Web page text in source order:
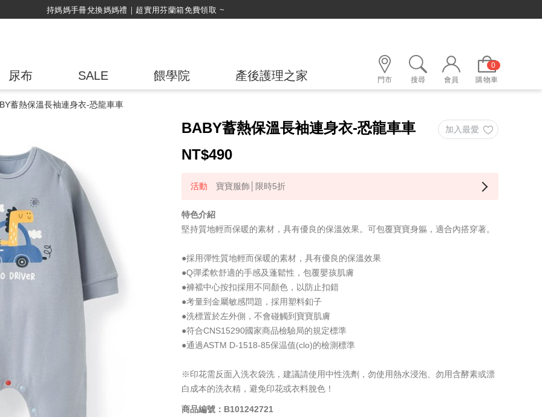
綁定LINE好友，500購物金立即折！
尿布 SALE 餵學院 產後護理之家 門市 搜尋 會員
0
購物車
蓄熱保溫長袖連身衣-恐龍車車
BABY蓄熱保溫長袖連身衣-恐龍車車
NT$490
寶寶服飾│限時5折
特色介紹
堅持質地輕而保暖的素材，具有優良的保溫效果。可包覆寶寶身軀，適合內搭穿著。
●採用彈性質地輕而保暖的素材，具有優良的保溫效果
●Q彈柔軟舒適的手感及蓬鬆性，包覆嬰孩肌膚
●褲襠中心按扣採用不同顏色，以防止扣錯
●考量到金屬敏感問題，採用塑料釦子
●洗標置於左外側，不會碰觸到寶寶肌膚
●符合CNS15290國家商品檢驗局的規定標準
●通過ASTM D-1518-85保温值(clo)的檢測標準
※印花需反面入洗衣袋洗，建議請使用中性洗劑，勿使用熱水浸泡、勿用含酵素或漂
白成本的洗衣精，避免印花或衣料脫色！
商品編號：B101242721